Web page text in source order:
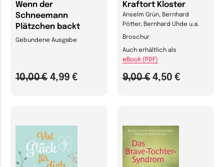
Wenn der
Schneemann
Plätzchen backt
Gebundene Ausgabe
10,00 € 4,99 €
Kraftort Kloster
Anselm Grün, Bernhard
Pötter, Bernhard Uhde u.a.
Broschur
9,00 € 4,50 €
Auch erhältlich als
eBook (PDF)